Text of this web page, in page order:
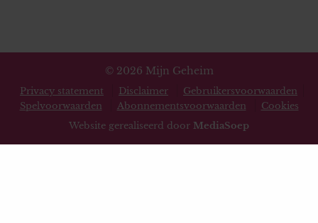
© 2026 Mijn Geheim
Privacy statement Disclaimer
Gebruikersvoorwaarden
Spelvoorwaarden
Abonnementsvoorwaarden
Cookies
Website gerealiseerd door MediaSoep